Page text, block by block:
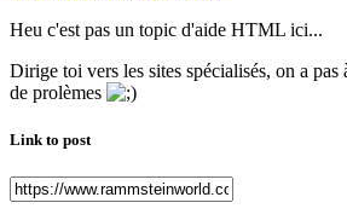
Heu c'est pas un topic d'aide HTML ici...
Dirige toi vers les sites spécialisés, on a pas
de prolèmes
Link to post